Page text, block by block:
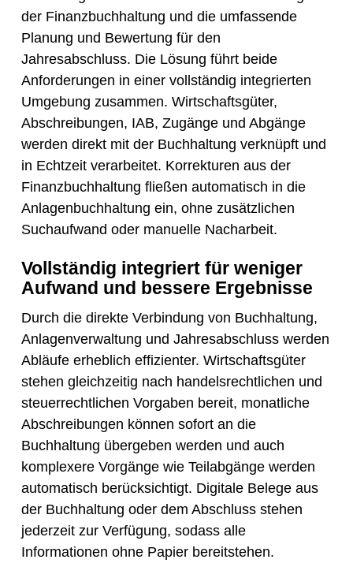
der Finanzbuchhaltung und die umfassende
Planung und Bewertung für den
Jahresabschluss. Die Lösung führt beide
Anforderungen in einer vollständig integrierten
Umgebung zusammen. Wirtschaftsgüter,
Abschreibungen, IAB, Zugänge und Abgänge
werden direkt mit der Buchhaltung verknüpft und
in Echtzeit verarbeitet. Korrekturen aus der
Finanzbuchhaltung fließen automatisch in die
Anlagenbuchhaltung ein, ohne zusätzlichen
Suchaufwand oder manuelle Nacharbeit.
Vollständig integriert für weniger
Aufwand und bessere Ergebnisse
Durch die direkte Verbindung von Buchhaltung,
Anlagenverwaltung und Jahresabschluss werden
Abläufe erheblich effizienter. Wirtschaftsgüter
stehen gleichzeitig nach handelsrechtlichen und
steuerrechtlichen Vorgaben bereit, monatliche
Abschreibungen können sofort an die
Buchhaltung übergeben werden und auch
komplexere Vorgänge wie Teilabgänge werden
automatisch berücksichtigt. Digitale Belege aus
der Buchhaltung oder dem Abschluss stehen
jederzeit zur Verfügung, sodass alle
Informationen ohne Papier bereitstehen.